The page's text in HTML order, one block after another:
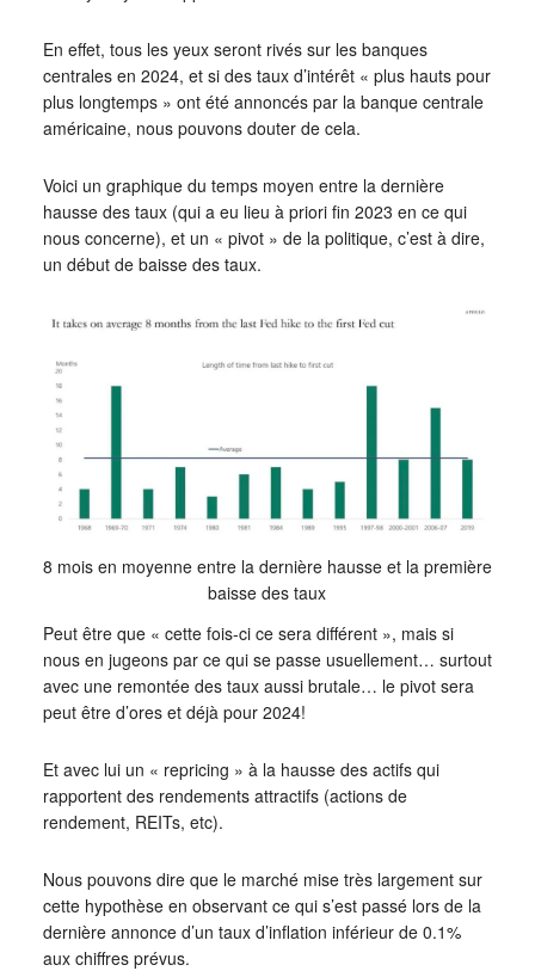
En effet, tous les yeux seront rivés sur les banques
centrales en 2024, et si des taux d’intérêt « plus hauts pour
plus longtemps » ont été annoncés par la banque centrale
américaine, nous pouvons douter de cela.
Voici un graphique du temps moyen entre la dernière
hausse des taux (qui a eu lieu à priori fin 2023 en ce qui
nous concerne), et un « pivot » de la politique, c’est à dire,
un début de baisse des taux.
8 mois en moyenne entre la dernière hausse et la première
baisse des taux
Peut être que « cette fois-ci ce sera différent », mais si
nous en jugeons par ce qui se passe usuellement… surtout
avec une remontée des taux aussi brutale… le pivot sera
peut être d’ores et déjà pour 2024!
Et avec lui un « repricing » à la hausse des actifs qui
rapportent des rendements attractifs (actions de
rendement, REITs, etc).
Nous pouvons dire que le marché mise très largement sur
cette hypothèse en observant ce qui s’est passé lors de la
dernière annonce d’un taux d’inflation inférieur de 0.1%
aux chiffres prévus.